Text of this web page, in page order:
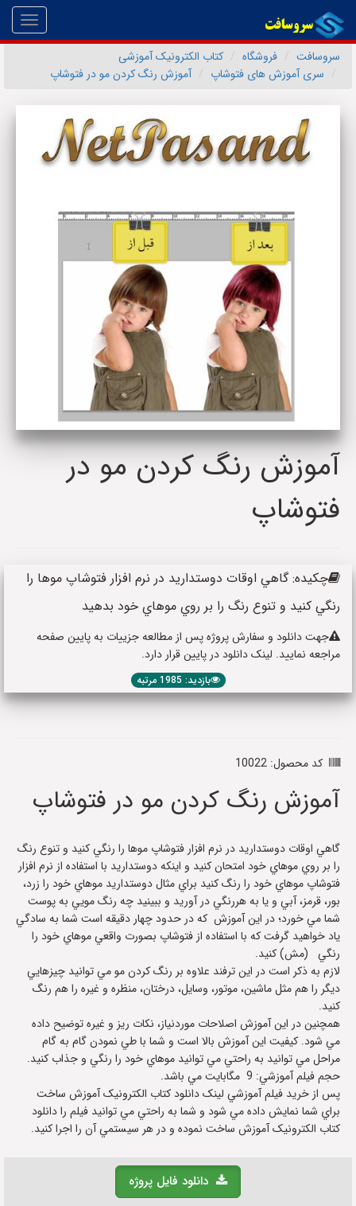
سروسافت
فروشگاه
کتاب الکترونیک آموزشی
سری آموزش های فتوشاپ
آموزش رنگ کردن مو در فتوشاپ
آموزش رنگ کردن مو در
فتوشاپ
چکیده: گاهي اوقات دوستداريد در نرم افزار فتوشاپ موها را
رنگي کنيد و تنوع رنگ را بر روي موهاي خود بدهید
جهت دانلود و سفارش پروژه پس از مطالعه جزییات به پایین صفحه
مراجعه نمایید. لینک دانلود در پایین قرار دارد.
بازدید: 1985 مرتبه
کد محصول: 10022
آموزش رنگ کردن مو در فتوشاپ
گاهي اوقات دوستداريد در نرم افزار فتوشاپ موها را رنگي کنيد و تنوع رنگ
را بر روي موهاي خود امتحان کنيد و اينکه دوستداريد با استفاده از نرم افزار
فتوشاپ موهاي خود را رنگ کنيد براي مثال دوستداريد موهاي خود را زرد،
بور، قرمز، آبي و يا به هررنگي در آوريد و ببينيد چه رنگ مويي به پوست
شما مي خورد؛ در اين آموزش که در حدود چهار دقيقه است شما به سادگي
ياد خواهيد گرفت که با استفاده از فتوشاپ بصورت واقعي موهاي خود را
رنگي (مش) کنيد.
لازم به ذکر است در اين ترفند علاوه بر رنگ کردن مو مي توانيد چيزهايي
ديگر را هم مثل ماشين، موتور، وسايل، درختان، منظره و غيره را هم رنگ
کنيد.
همچنين در اين آموزش اصلاحات موردنياز، نکات ريز و غيره توضيح داده
مي شود. کيفيت اين آموزش بالا است و شما با طي نمودن گام به گام
مراحل مي توانيد به راحتي مي توانيد موهاي خود را رنگي و جذاب کنيد.
حجم فيلم آموزشي: 9 مگابايت مي باشد.
پس از خريد فيلم آموزشي لينک دانلود کتاب الکترونیک آموزش ساخت
براي شما نمايش داده مي شود و شما به راحتي مي توانيد فيلم را دانلود
کتاب الکترونیک آموزش ساخت نموده و در هر سيستمي آن را اجرا کنيد.
دانلود فایل پروژه